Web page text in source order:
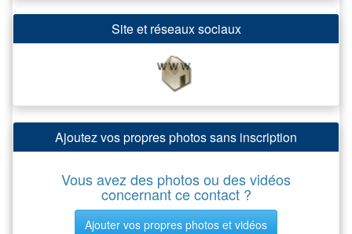
Site et réseaux sociaux
Ajoutez vos propres photos sans inscription
Vous avez des photos ou des vidéos
concernant ce contact ?
Ajouter vos propres photos et vidéos